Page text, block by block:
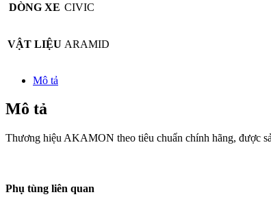
DÒNG XE CIVIC
VẬT LIỆU ARAMID
Mô tả
Mô tả
Thương hiệu AKAMON theo tiêu chuẩn chính hãng, được
Phụ tùng liên quan